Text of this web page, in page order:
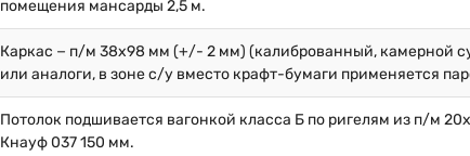
помещения мансарды 2,5 м.
Каркас − п/м 38х98 мм (+/- 2 мм) (калиброванный, камерной
или аналоги, в зоне с/у вместо крафт-бумаги применяется
Потолок подшивается вагонкой класса Б по ригелям из п/м
Кнауф 037 150 мм.